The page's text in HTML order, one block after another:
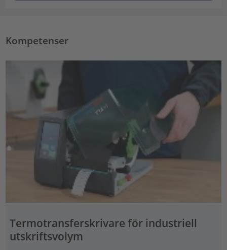
Kompetenser
Termotransferskrivare för industriell
utskriftsvolym